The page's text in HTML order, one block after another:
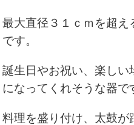
最大直径３１ｃｍを超
です。
誕生日やお祝い、楽し
になってくれそうな器で
料理を盛り付け、太鼓が